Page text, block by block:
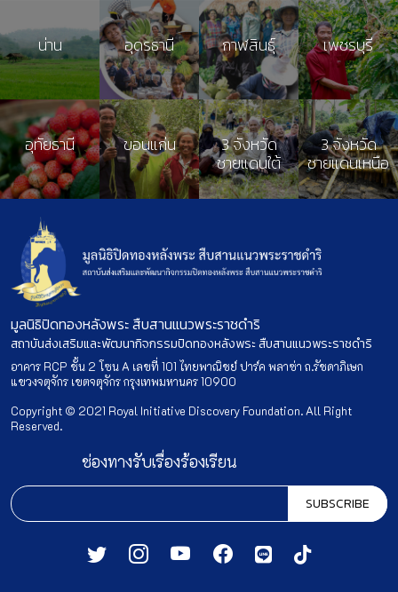
น่าน อุดรธานี กาฬสินธุ์ เพชรบุรี
อุทัยธานี ขอนแก่น 3 จังหวัด
ชายแดนใต้
3 จังหวัด
ชายแดนเหนือ
มูลนิธิปิดทองหลังพระ สืบสานแนวพระราชดำริ
สถาบันส่งเสริมและพัฒนากิจกรรมปิดทองหลังพระ สืบสานแนวพระราชดำริ
อาคาร RCP ชั้น 2 โซน A เลขที่ 101 ไทยพาณิชย์ ปาร์ค พลาซ่า ถ.รัชดาภิเษก
แขวงจตุจักร เขตจตุจักร กรุงเทพมหานคร 10900
Copyright © 2021 Royal Initiative Discovery Foundation. All Right
Reserved.
ช่องทางรับเรื่องร้องเรียน
SUBSCRIBE